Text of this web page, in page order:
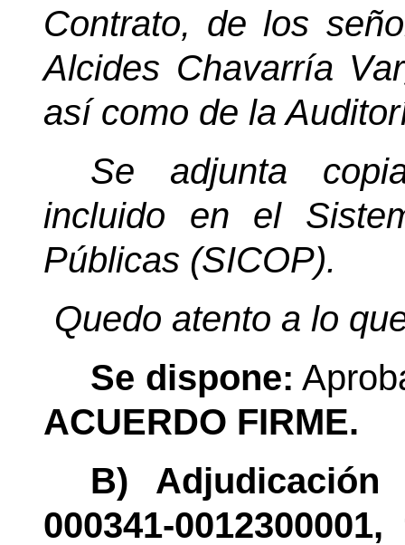
Contrato, de los
Alcides Chavarría
así como de la
Se adjunta
incluido en el
Públicas (SICOP).
Quedo atento a lo
Se dispone:
ACUERDO FIRME.
B)
000341-